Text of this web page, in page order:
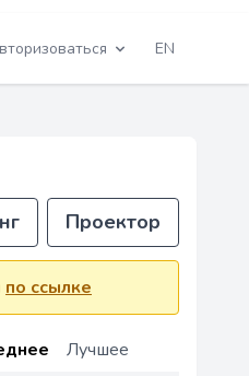
EN
Проектор
по ссылке
Лучшее